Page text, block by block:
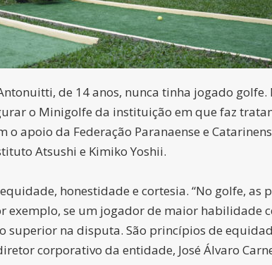
de 14 anos, nunca tinha jogado
o Minigolfe da instituição em que faz
da Federação Paranaense e
Atsushi e Kimiko Yoshii.
honestidade e cortesia. “No golfe, as
exemplo, se um jogador de maior habilidade
na disputa. São princípios de
corporativo da entidade, José Álvaro